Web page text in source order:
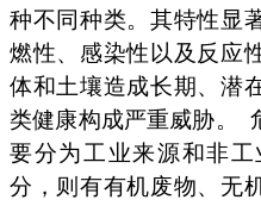
种不同种类。其特性显
燃性、感染性以及反应
体和土壤造成长期、潜
类健康构成严重威胁。
要分为工业来源和非
分，则有有机废物、无